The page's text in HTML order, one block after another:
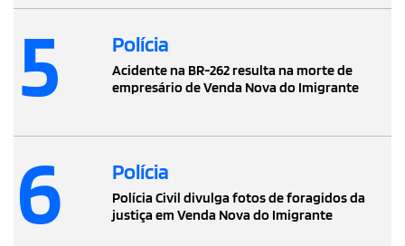
5 Polícia
Acidente na BR-262 resulta na morte de
empresário de Venda Nova do Imigrante
6 Polícia
Polícia Civil divulga fotos de foragidos da
justiça em Venda Nova do Imigrante